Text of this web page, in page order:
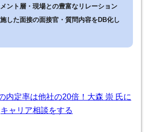
ント層・現場との豊富なリレーション
した面接の面接官・質問内容をDB化し
内定率は他社の20倍！大森 崇 氏に
キャリア相談をする